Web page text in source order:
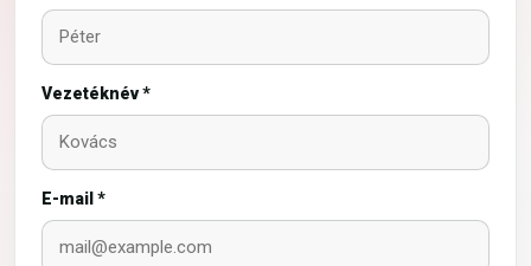
Vezetéknév *
E-mail *